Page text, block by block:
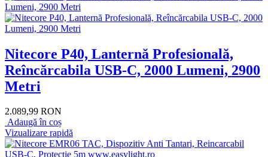
Nitecore P40, Lanternă Profesională,
Reîncărcabila USB-C, 2000 Lumeni, 2900
Metri
2.089,99 RON
Adaugă în coș
Vizualizare rapidă